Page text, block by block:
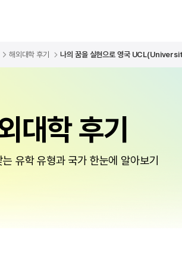
해외대학 후기 나의 꿈을 실현으로 영국
대학 후기
는 유학 유형과 국가 한눈에 알아보기